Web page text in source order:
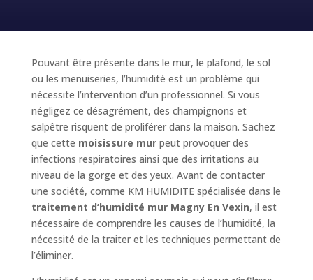
Pouvant être présente dans le mur, le plafond, le sol
ou les menuiseries, l’humidité est un problème qui
nécessite l’intervention d’un professionnel. Si vous
négligez ce désagrément, des champignons et
salpêtre risquent de proliférer dans la maison. Sachez
que cette moisissure murpeut provoquer des
infections respiratoires ainsi que des irritations au
niveau de la gorge et des yeux. Avant de contacter
une société, comme KM HUMIDITE spécialisée dans le
traitement d’humidité mur Magny En Vexin, il est
nécessaire de comprendre les causes de l’humidité, la
nécessité de la traiter et les techniques permettant de
l’éliminer.